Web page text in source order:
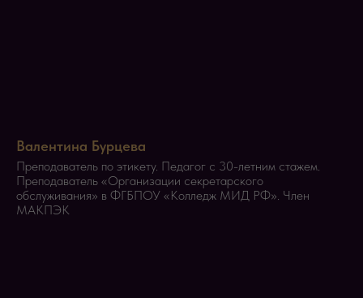
Валентина Бурцева
Преподаватель по этикету. Педагог с 30-летним стажем.
Преподаватель «Организации секретарского
обслуживания» в ФГБПОУ «Колледж МИД РФ». Член
МАКПЭК